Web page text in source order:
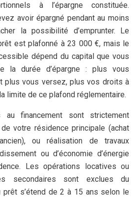
à l’épargne constituée.
avoir épargné pendant au moins
la possibilité d’emprunter. Le
est plafonné à 23 000 €, mais le
dépend du capital que vous
la durée d’épargne : plus vous
plus vous versez, plus vos droits à
limite de ce plafond réglementaire.
financement sont strictement
votre résidence principale (achat
ou réalisation de travaux
ou d’économie d’énergie
Les opérations locatives ou
secondaires sont exclues du
s’étend de 2 à 15 ans selon le